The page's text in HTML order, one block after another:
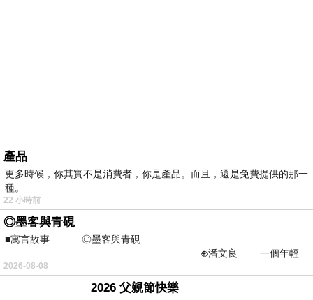
產品
更多時候，你其實不是消費者，你是產品。而且，還是免費提供的那一
種。
22 小時前
◎墨客與青硯
■寓言故事 ◎墨客與青硯
⊕潘文良 一個年輕
的墨客，在京城的古玩肆裡
2026-08-08
2026 父親節快樂